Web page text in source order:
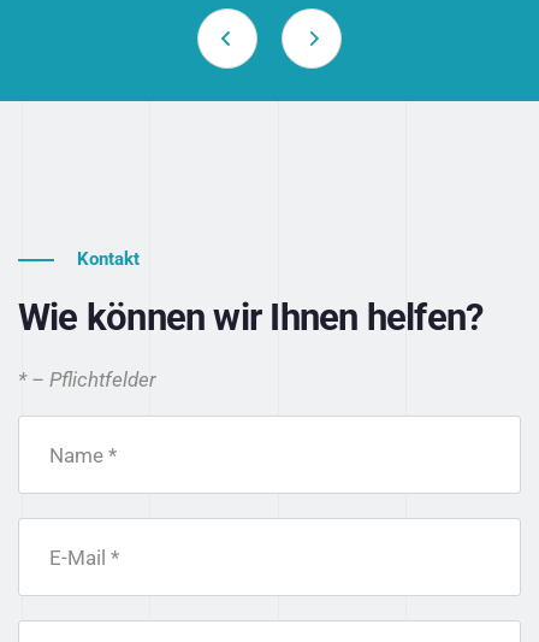
Kontakt
Wie können wir Ihnen helfen?
* – Pflichtfelder
Name *
E-Mail *